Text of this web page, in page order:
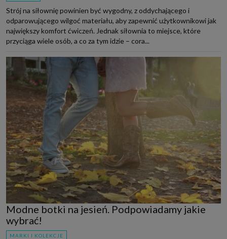
Strój na siłownię powinien być wygodny, z oddychającego i
odparowującego wilgoć materiału, aby zapewnić użytkownikowi jak
największy komfort ćwiczeń. Jednak siłownia to miejsce, które
przyciąga wiele osób, a co za tym idzie – cora...
Modne botki na jesień. Podpowiadamy jakie
wybrać!
MARKI I KOLEKCJE